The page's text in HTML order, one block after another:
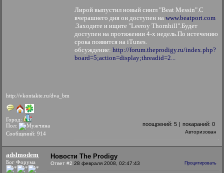
http://vkontakte.ru/dva_bm
Город:
Пол:
Сообщений: 914
Лирой выпустил новый сингл "Beat Messin".С
вчерашнего дня он доступен на www.beatport.com
.3аходите и ищите "Leeroy Thornhill".Будет
доступен на протяжении 4-х недель.По истечению
срока появится на iTunes.
обсуждение: http://forum.theprodigy.ru/index.php?
board=5;action=display;threadid=2...
поощрений: 5 | покараний: 0
Авторизован
adslmodem
Бог Форума
Новости The Prodigy
Ответ #2 28 февраля 2008, 02:47:43 Процитировать